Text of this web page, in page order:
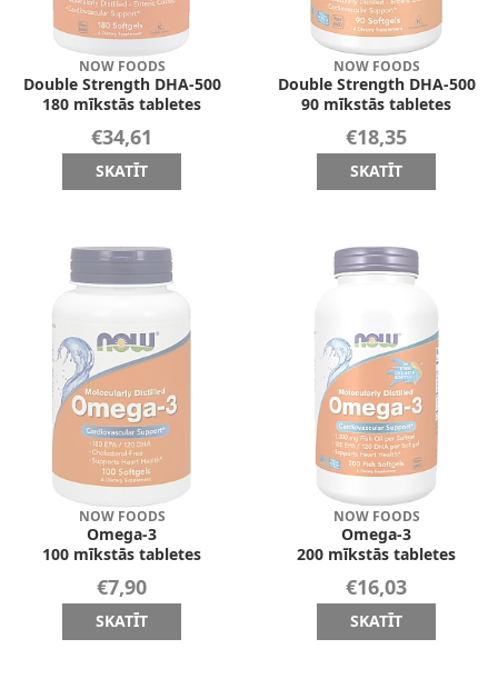
NOW FOODS
Double Strength DHA-500
180 mīkstās tabletes
€34,61
SKATĪT
NOW FOODS
Double Strength DHA-500
90 mīkstās tabletes
€18,35
SKATĪT
NOW FOODS
Omega-3
100 mīkstās tabletes
€7,90
SKATĪT
NOW FOODS
Omega-3
200 mīkstās tabletes
€16,03
SKATĪT